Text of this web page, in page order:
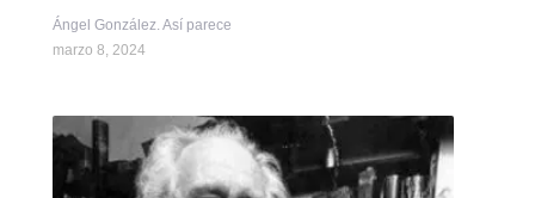
Ángel González. Así parece
marzo 8, 2024